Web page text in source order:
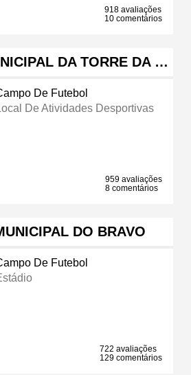
918 avaliações
10 comentários
DA TORRE DA …
De Futebol
De Atividades Desportivas
959 avaliações
8 comentários
DO BRAVO
De Futebol
722 avaliações
129 comentários